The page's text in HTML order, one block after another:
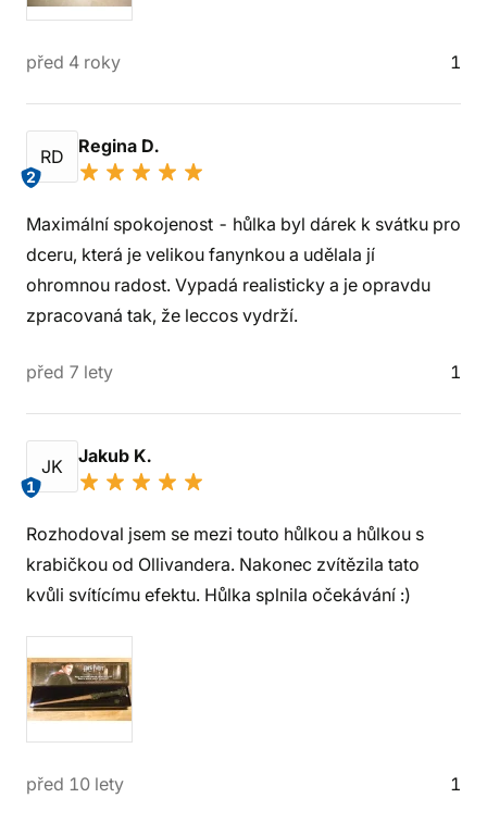
před 4 roky 1
RD
2
Regina D.
Maximální spokojenost - hůlka byl dárek k svátku pro
dceru, která je velikou fanynkou a udělala jí
ohromnou radost. Vypadá realisticky a je opravdu
zpracovaná tak, že leccos vydrží.
před 7 lety 1
JK
1
Jakub K.
Rozhodoval jsem se mezi touto hůlkou a hůlkou s
krabičkou od Ollivandera. Nakonec zvítězila tato
kvůli svítícímu efektu. Hůlka splnila očekávání :)
před 10 lety 1